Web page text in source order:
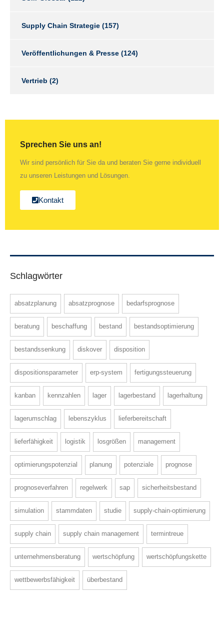
Supply Chain Strategie (157)
Veröffentlichungen & Presse (124)
Vertrieb (2)
Sprechen Sie uns an!
Wir sind persönlich für Sie da und beraten Sie gerne individuell
zu unseren Leistungen und Lösungen.
Kontakt
Schlagwörter
absatzplanung absatzprognose bedarfsprognose
beratung beschaffung bestand bestandsoptimierung
bestandssenkung diskover disposition
dispositionsparameter erp-system fertigungssteuerung
kanban kennzahlen lager lagerbestand lagerhaltung
lagerumschlag lebenszyklus lieferbereitschaft
lieferfähigkeit logistik losgrößen management
optimierungspotenzial planung potenziale prognose
prognoseverfahren regelwerk sap sicherheitsbestand
simulation stammdaten studie supply-chain-optimierung
supply chain supply chain management termintreue
unternehmensberatung wertschöpfung wertschöpfungskette
wettbewerbsfähigkeit überbestand